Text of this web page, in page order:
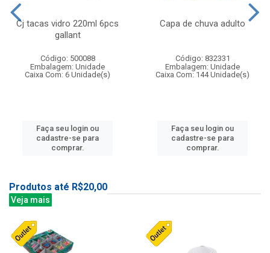
Cj tacas vidro 220ml 6pcs
gallant
Código: 500088
Embalagem: Unidade
Caixa Com: 6 Unidade(s)
Faça seu login ou
cadastre-se para
comprar.
Capa de chuva adulto
Código: 832331
Embalagem: Unidade
Caixa Com: 144 Unidade(s)
Faça seu login ou
cadastre-se para
comprar.
Produtos até R$20,00
Veja mais